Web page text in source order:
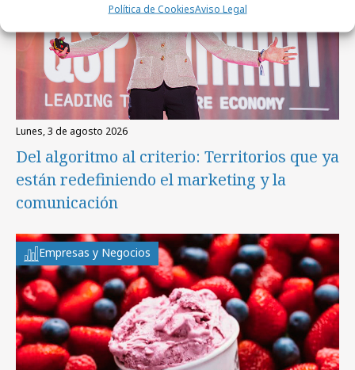
Política de CookiesAviso Legal
lunes, 3 de agosto 2026
Del algoritmo al criterio: Territorios que ya
están redefiniendo el marketing y la
comunicación
Empresas y Negocios